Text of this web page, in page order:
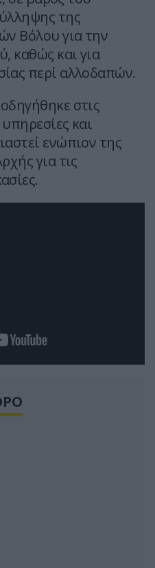
της
Βόλου για την
καθώς και για
περί αλλοδαπών.
στις
και
ενώπιον της
για τις